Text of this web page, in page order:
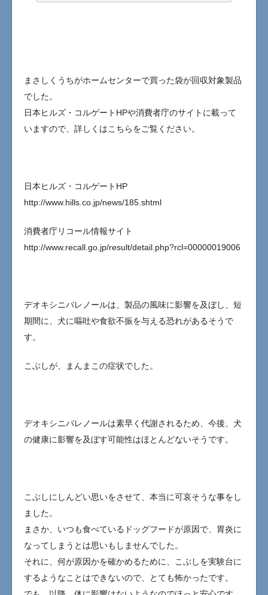
まさしくうちがホームセンターで買った袋が回収対象製品
でした。
日本ヒルズ・コルゲートHPや消費者庁のサイトに載って
いますので、詳しくはこちらをご覧ください。
日本ヒルズ・コルゲートHP
http://www.hills.co.jp/news/185.shtml
消費者庁リコール情報サイト
http://www.recall.go.jp/result/detail.php?rcl=00000019006
デオキシニバレノールは、製品の風味に影響を及ぼし、短
期間に、犬に嘔吐や食欲不振を与える恐れがあるそうで
す。
こぶしが、まんまこの症状でした。
デオキシニバレノールは素早く代謝されるため、今後、犬
の健康に影響を及ぼす可能性はほとんどないそうです。
こぶしにしんどい思いをさせて、本当に可哀そうな事をし
ました。
まさか、いつも食べているドッグフードが原因で、胃炎に
なってしまうとは思いもしませんでした。
それに、何が原因かを確かめるために、こぶしを実験台に
するようなことはできないので、とても怖かったです。